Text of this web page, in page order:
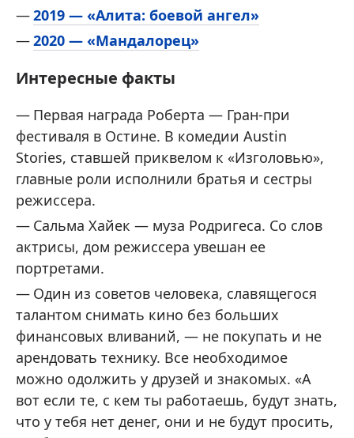
2019 — «Алита: боевой ангел»
2020 — «Мандалорец»
Интересные факты
Первая награда Роберта — Гран-при
фестиваля в Остине. В комедии Austin
Stories, ставшей приквелом к «Изголовью»,
главные роли исполнили братья и сестры
режиссера.
Сальма Хайек — муза Родригеса. Со слов
актрисы, дом режиссера увешан ее
портретами.
Один из советов человека, славящегося
талантом снимать кино без больших
финансовых вливаний, — не покупать и не
арендовать технику. Все необходимое
можно одолжить у друзей и знакомых. «А
вот если те, с кем ты работаешь, будут знать,
что у тебя нет денег, они и не будут просить,